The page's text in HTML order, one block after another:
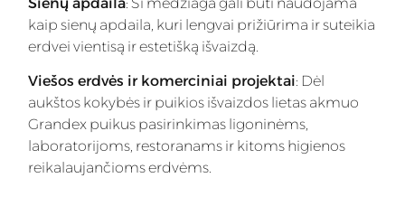
kaip sienų apdaila, kuri lengvai prižiūrima ir suteikia
erdvei vientisą ir estetišką išvaizdą.
Viešos erdvės ir komerciniai projektai: Dėl
aukštos kokybės ir puikios išvaizdos lietas akmuo
Grandex puikus pasirinkimas ligoninėms,
laboratorijoms, restoranams ir kitoms higienos
reikalaujančioms erdvėms.